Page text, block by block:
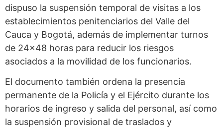
dispuso la suspensión temporal de visitas a los
establecimientos penitenciarios del Valle del
Cauca y Bogotá, además de implementar turnos
de 24×48 horas para reducir los riesgos
asociados a la movilidad de los funcionarios.
El documento también ordena la presencia
permanente de la Policía y el Ejército durante los
horarios de ingreso y salida del personal, así como
la suspensión provisional de traslados y